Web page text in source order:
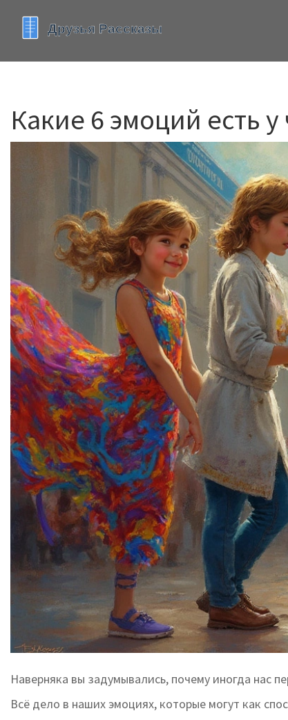
Какие 6 эмоций есть у
Наверняка вы задумывались, почему иногда нас
Всё дело в наших эмоциях, которые могут как